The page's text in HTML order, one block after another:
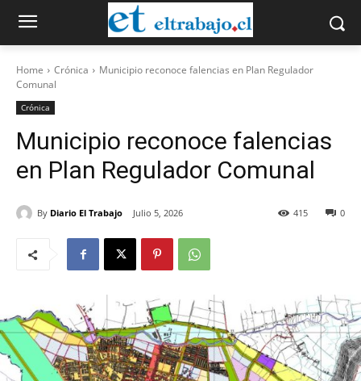
Home Crónica
Municipio reconoce falencias en Plan Regulador
Comunal
Crónica
Municipio reconoce falencias
en Plan Regulador Comunal
By Diario El Trabajo Julio 5, 2026 0
415